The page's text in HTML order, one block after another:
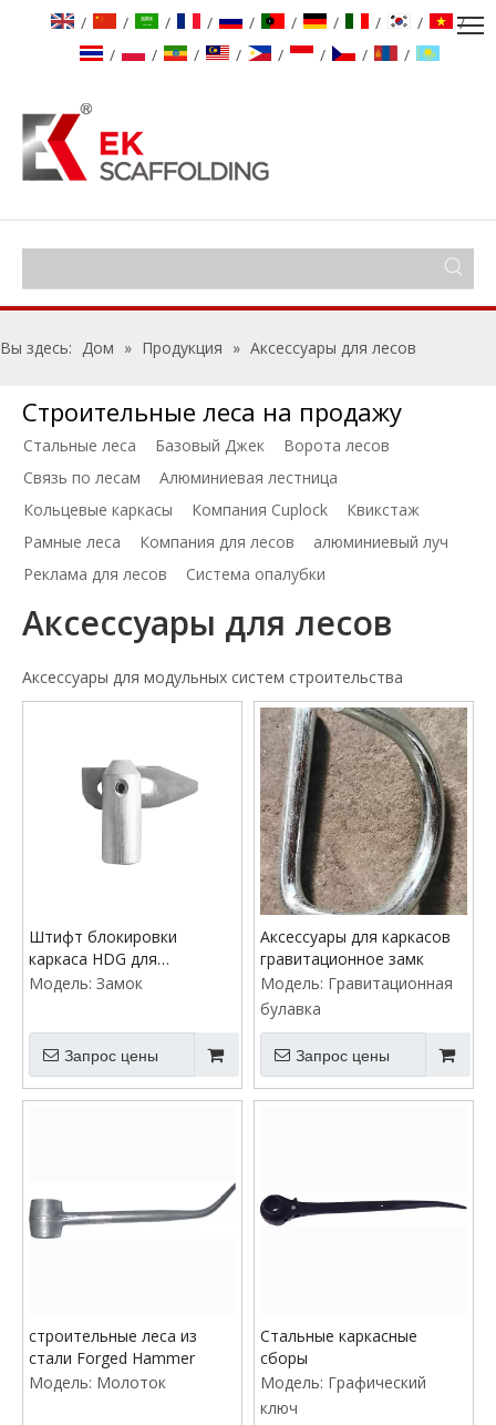
/ / / / / / / / /
/
/
/ / / / / / /
Вы здесь: Дом » Продукция » Аксессуары для лесов
Строительные леса на продажу
Стальные леса Базовый Джек
Ворота лесов
Связь по лесам
Алюминиевая лестница
Кольцевые каркасы
Компания Cuplock
Квикстаж
Рамные леса
Компания для лесов
алюминиевый луч
Реклама для лесов
Система опалубки
Аксессуары для лесов
Аксессуары для модульных систем строительства
Штифт блокировки
каркаса HDG для
строительства
Модель: Замок
Запрос цены
Аксессуары для каркасов
гравитационное замк
Модель: Гравитационная
булавка
Запрос цены
строительные леса из
стали Forged Hammer
Модель: Молоток
Стальные каркасные
сборы
Модель: Графический
ключ